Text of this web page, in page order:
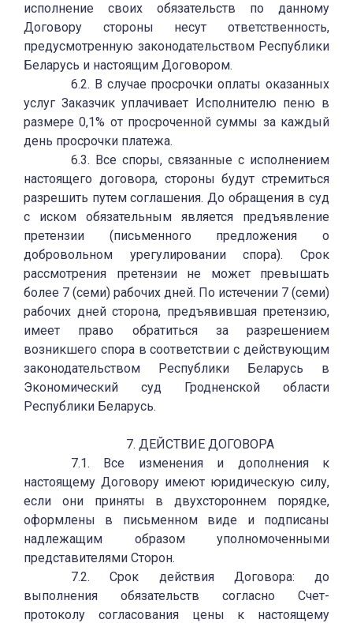
исполнение своих обязательств по данному
Договору стороны несут ответственность,
предусмотренную законодательством Республики
Беларусь и настоящим Договором.
6.2. В случае просрочки оплаты оказанных
услуг Заказчик уплачивает Исполнителю пеню в
размере 0,1% от просроченной суммы за каждый
день просрочки платежа.
6.3. Все споры, связанные с исполнением
настоящего договора, стороны будут стремиться
разрешить путем соглашения. До обращения в суд
с иском обязательным является предъявление
претензии (письменного предложения о
добровольном урегулировании спора). Срок
рассмотрения претензии не может превышать
более 7 (семи) рабочих дней. По истечении 7 (семи)
рабочих дней сторона, предъявившая претензию,
имеет право обратиться за разрешением
возникшего спора в соответствии с действующим
законодательством Республики Беларусь в
Экономический суд Гродненской области
Республики Беларусь.
7. ДЕЙСТВИЕ ДОГОВОРА
7.1. Все изменения и дополнения к
настоящему Договору имеют юридическую силу,
если они приняты в двухстороннем порядке,
оформлены в письменном виде и подписаны
надлежащим образом уполномоченными
представителями Сторон.
7.2. Срок действия Договора: до
выполнения обязательств согласно Счет-
протоколу согласования цены к настоящему